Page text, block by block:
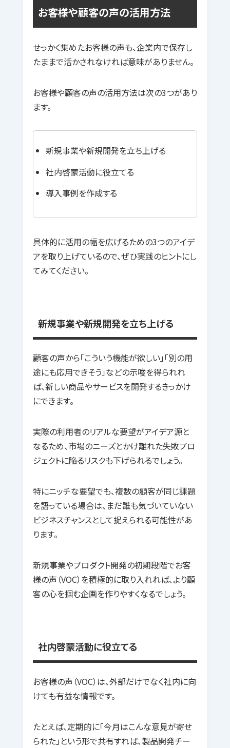
お客様や顧客の声の活用方法
せっかく集めたお客様の声も、企業内で保存し
たままで活かされなければ意味がありません。
お客様や顧客の声の活用方法は次の3つがあり
ます。
新規事業や新規開発を立ち上げる
社内啓蒙活動に役立てる
導入事例を作成する
具体的に活用の幅を広げるための3つのアイデ
アを取り上げているので、ぜひ実践のヒントにし
てみてください。
新規事業や新規開発を立ち上げる
顧客の声から「こういう機能が欲しい」「別の用
途にも応用できそう」などの示唆を得られれ
ば、新しい商品やサービスを開発するきっかけ
にできます。
実際の利用者のリアルな要望がアイデア源と
なるため、市場のニーズとかけ離れた失敗プロ
ジェクトに陥るリスクも下げられるでしょう。
特にニッチな要望でも、複数の顧客が同じ課題
を語っている場合は、まだ誰も気づいていない
ビジネスチャンスとして捉えられる可能性があ
ります。
新規事業やプロダクト開発の初期段階でお客
様の声（VOC）を積極的に取り入れれば、より顧
客の心を掴む企画を作りやすくなるでしょう。
社内啓蒙活動に役立てる
お客様の声（VOC）は、外部だけでなく社内に向
けても有益な情報です。
たとえば、定期的に「今月はこんな意見が寄せ
られた」という形で共有すれば、製品開発チー